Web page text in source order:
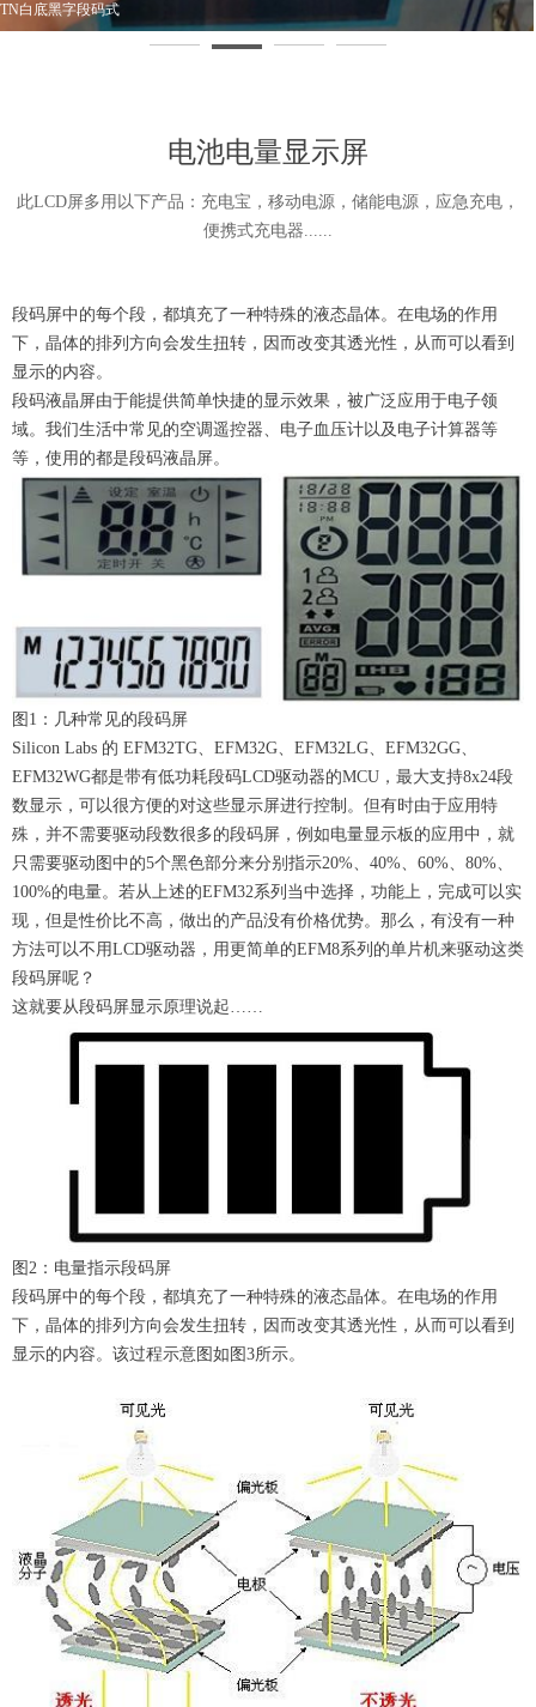
TN白底黑字段码式
电池电量显示屏
此LCD屏多用以下产品：充电宝，移动电源，储能电源，应急充电，
便携式充电器......
段码屏中的每个段，都填充了一种特殊的液态晶体。在电场的作用
下，晶体的排列方向会发生扭转，因而改变其透光性，从而可以看到
显示的内容。
段码液晶屏由于能提供简单快捷的显示效果，被广泛应用于电子领
域。我们生活中常见的空调遥控器、电子血压计以及电子计算器等
等，使用的都是段码液晶屏。
图1：几种常见的段码屏
Silicon Labs 的 EFM32TG、EFM32G、EFM32LG、EFM32GG、
EFM32WG都是带有低功耗段码LCD驱动器的MCU，最大支持8x24段
数显示，可以很方便的对这些显示屏进行控制。但有时由于应用特
殊，并不需要驱动段数很多的段码屏，例如电量显示板的应用中，就
只需要驱动图中的5个黑色部分来分别指示20%、40%、60%、80%、
100%的电量。若从上述的EFM32系列当中选择，功能上，完成可以实
现，但是性价比不高，做出的产品没有价格优势。那么，有没有一种
方法可以不用LCD驱动器，用更简单的EFM8系列的单片机来驱动这类
段码屏呢？
这就要从段码屏显示原理说起……
图2：电量指示段码屏
段码屏中的每个段，都填充了一种特殊的液态晶体。在电场的作用
下，晶体的排列方向会发生扭转，因而改变其透光性，从而可以看到
显示的内容。该过程示意图如图3所示。